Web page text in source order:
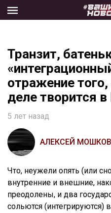
the
Транзит,
отражение
деле творится
5 лет назад
АЛЕКСЕЙ МОШКОВ
Что, неужели опять (или
внутренние и внешние,
преодолены, и два
сольются (интегрируются)